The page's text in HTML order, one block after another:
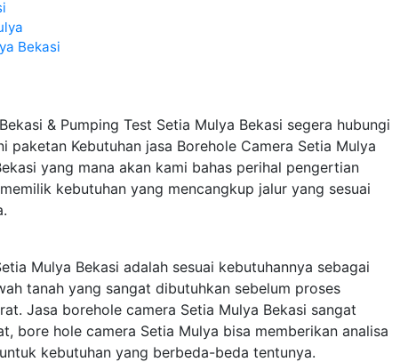
Bekasi
& Pumping Test Setia Mulya Bekasi segera hubungi
paketan Kebutuhan jasa Borehole Camera Setia Mulya
yang mana akan kami bahas perihal pengertian
kebutuhan yang mencangkup jalur yang sesuai
Mulya Bekasi adalah sesuai kebutuhannya sebagai
tanah yang sangat dibutuhkan sebelum proses
Jasa borehole camera Setia Mulya Bekasi sangat
bore hole camera Setia Mulya bisa memberikan analisa
kebutuhan yang berbeda-beda tentunya.